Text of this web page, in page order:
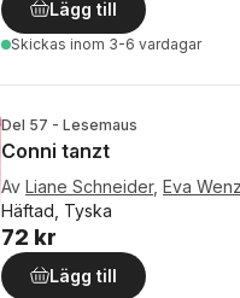
Lägg till
Skickas inom 3-6 vardagar
Del 57 - Lesemaus
Conni tanzt
Av Liane Schneider, Eva
Häftad, Tyska
72 kr
Lägg till